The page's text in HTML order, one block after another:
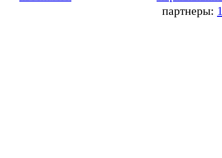
партнеры: